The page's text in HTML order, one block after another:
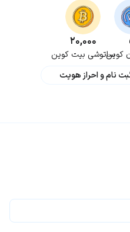
کوین
۲۰,۰۰۰
ساتوشی بیت کوین
نام و احراز هویت